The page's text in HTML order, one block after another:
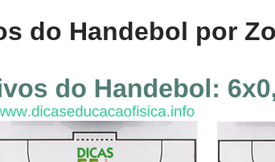
do Handebol por